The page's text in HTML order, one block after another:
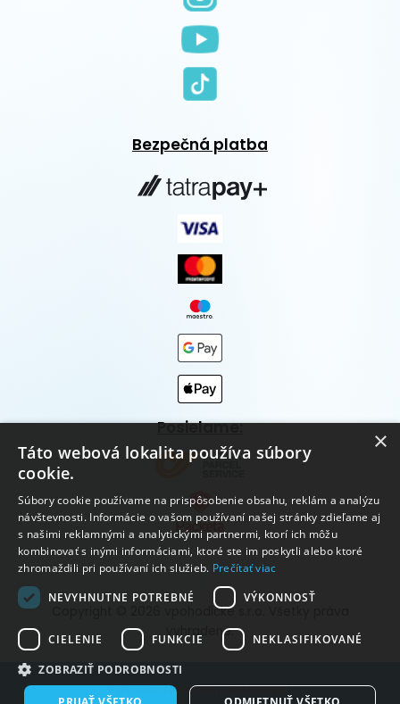
Bezpečná platba
Posielame:
Copyright © 2026 vpohodičke s.r.o. Všetky práva
vyhradené.
Vytvorené systémom ClickEshop.sk
×
Táto webová lokalita používa súbory
cookie.
Súbory cookie používame na prispôsobenie obsahu, reklám a analýzu
návštevnosti. Informácie o vašom používaní našej stránky zdieľame aj
s našimi reklamnými a analytickými partnermi, ktorí ich môžu
kombinovať s inými informáciami, ktoré ste im poskytli alebo ktoré
zhromaždili pri používaní ich služieb. Prečítať viac
NEVYHNUTNE POTREBNÉ
VÝKONNOSŤ
CIELENIE FUNKCIE NEKLASIFIKOVANÉ
ZOBRAZIŤ PODROBNOSTI